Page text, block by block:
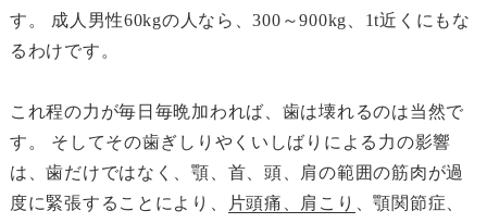
す。 成人男性60kgの人なら、300～900kg、1t近くにもな
るわけです。
これ程の力が毎日毎晩加われば、歯は壊れるのは当然で
す。 そしてその歯ぎしりやくいしばりによる力の影響
は、歯だけではなく、顎、首、頭、肩の範囲の筋肉が過
度に緊張することにより、
片頭痛、肩こり
、顎関節症、